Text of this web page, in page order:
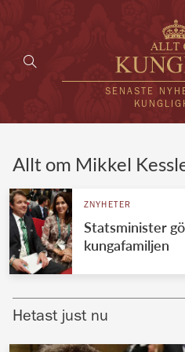
SENASTE
VÄRLDENS
Brittiska
Allt om Mikkel
ZNYHETER
Statsminister
kungafamiljen
Hetast just nu